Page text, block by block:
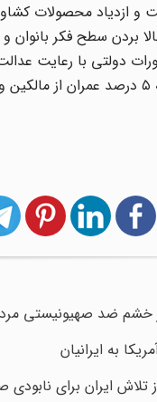
خشم ضد صهیونیستی
به ایرانیان
تلاش ایران برای نابودی